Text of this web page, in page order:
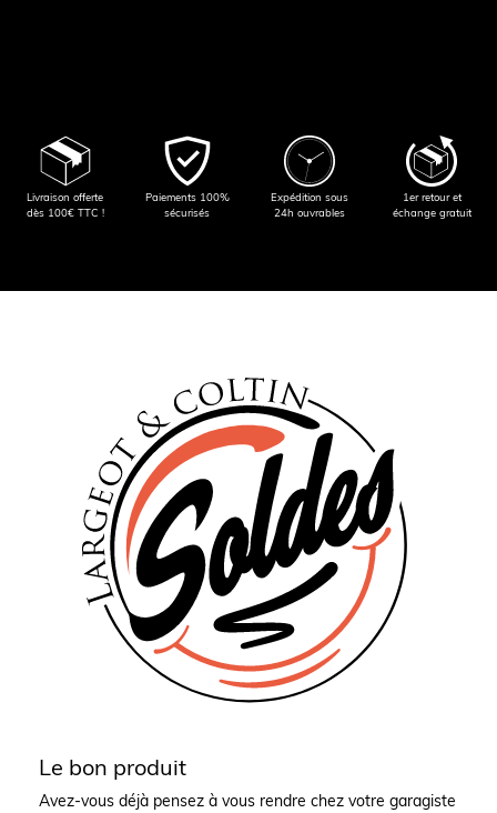
Livraison offerte
dès 100€ TTC !
Paiements 100%
sécurisés
Expédition sous
24h ouvrables
1er retour et
échange gratuit
Le bon produit
Avez-vous déjà pensez à vous rendre chez votre garagiste